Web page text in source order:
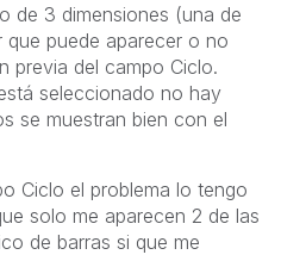
de 3 dimensiones (una de
puede aparecer o no
previa del campo Ciclo.
seleccionado no hay
se muestran bien con el
Ciclo el problema lo tengo
solo me aparecen 2 de las
de barras si que me